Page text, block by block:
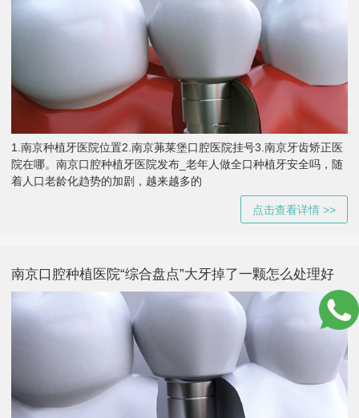
1.南京种植牙医院位置2.南京茀莱堡口腔医院挂号3.南京牙齿矫正医
院在哪。南京口腔种植牙医院发布_老年人做全口种植牙安全吗，随
着人口老龄化趋势的加剧，越来越多的
点击查看详情 >>
南京口腔种植医院“综合盘点”大牙掉了一颗怎么处理好